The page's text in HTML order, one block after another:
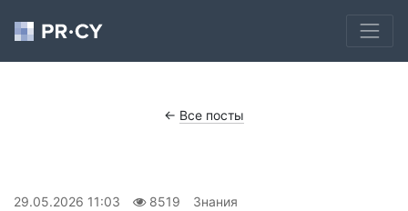
← Все посты
29.05.2026 11:03 8519 Знания